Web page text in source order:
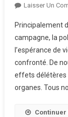
Laisser Un
Principalement
campagne, la
l’espérance de
confronté. De
effets délétères
organes. Tous